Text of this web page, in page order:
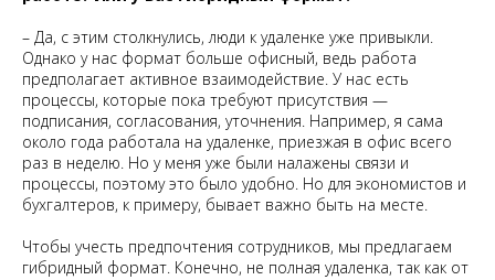
– Да, с этим столкнулись, люди к удаленке уже привыкли.
Однако у нас формат больше офисный, ведь работа
предполагает активное взаимодействие. У нас есть
процессы, которые пока требуют присутствия —
подписания, согласования, уточнения. Например, я сама
около года работала на удаленке, приезжая в офис всего
раз в неделю. Но у меня уже были налажены связи и
процессы, поэтому это было удобно. Но для экономистов и
бухгалтеров, к примеру, бывает важно быть на месте.
Чтобы учесть предпочтения сотрудников, мы предлагаем
гибридный формат. Конечно, не полная удаленка, так как от